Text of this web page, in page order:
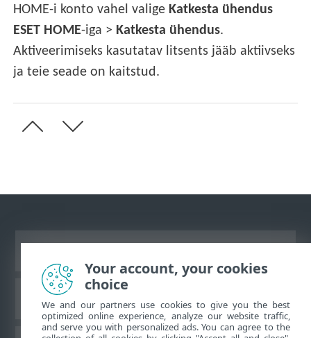
HOME-i konto vahel valige Katkesta ühendus
ESET HOME-iga > Katkesta ühendus.
Aktiveerimiseks kasutatav litsents jääb aktiivseks
ja teie seade on kaitstud.
ESET teadmistebaas
Your account, your cookies
choice
We and our partners use cookies to give you the best
optimized online experience, analyze our website traffic,
and serve you with personalized ads. You can agree to the